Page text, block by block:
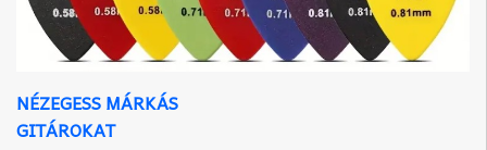
NÉZEGESS MÁRKÁS
GITÁROKAT